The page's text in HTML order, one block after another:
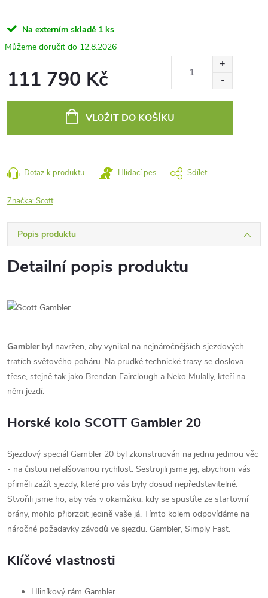
Na externím skladě 1 ks
12.8.2026
111 790 Kč
VLOŽIT DO KOŠÍKU
Dotaz k produktu Hlídací pes Sdílet
Značka:Scott
Popis produktu
Detailní popis produktu
Gamblerbyl navržen, aby vynikal na nejnáročnějších sjezdových
tratích světového poháru. Na prudké technické trasy se doslova
třese, stejně tak jako Brendan Fairclough a Neko Mulally, kteří na
něm jezdí.
Horské kolo SCOTT Gambler 20
Sjezdový speciál Gambler 20 byl zkonstruován na jednu jedinou věc
- na čistou nefalšovanou rychlost. Sestrojili jsme jej, abychom vás
přiměli zažít sjezdy, které pro vás byly dosud nepředstavitelné.
Stvořili jsme ho, aby vás v okamžiku, kdy se spustíte ze startovní
brány, mohlo přibrzdit jedině vaše já. Tímto kolem odpovídáme na
náročné požadavky závodů ve sjezdu. Gambler, Simply Fast.
Klíčové vlastnosti
Hliníkový rám Gambler